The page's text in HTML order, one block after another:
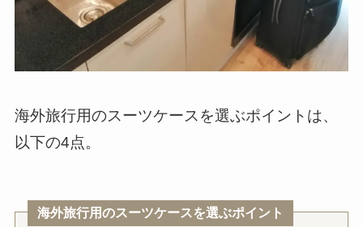
海外旅行用のスーツケースを選ぶポイントは、
以下の4点。
海外旅行用のスーツケースを選ぶポイント